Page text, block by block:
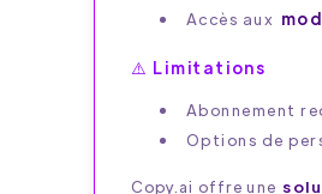
Accès aux
⚠️ Limitations
Abonnement
Options de
Copy.ai offre une